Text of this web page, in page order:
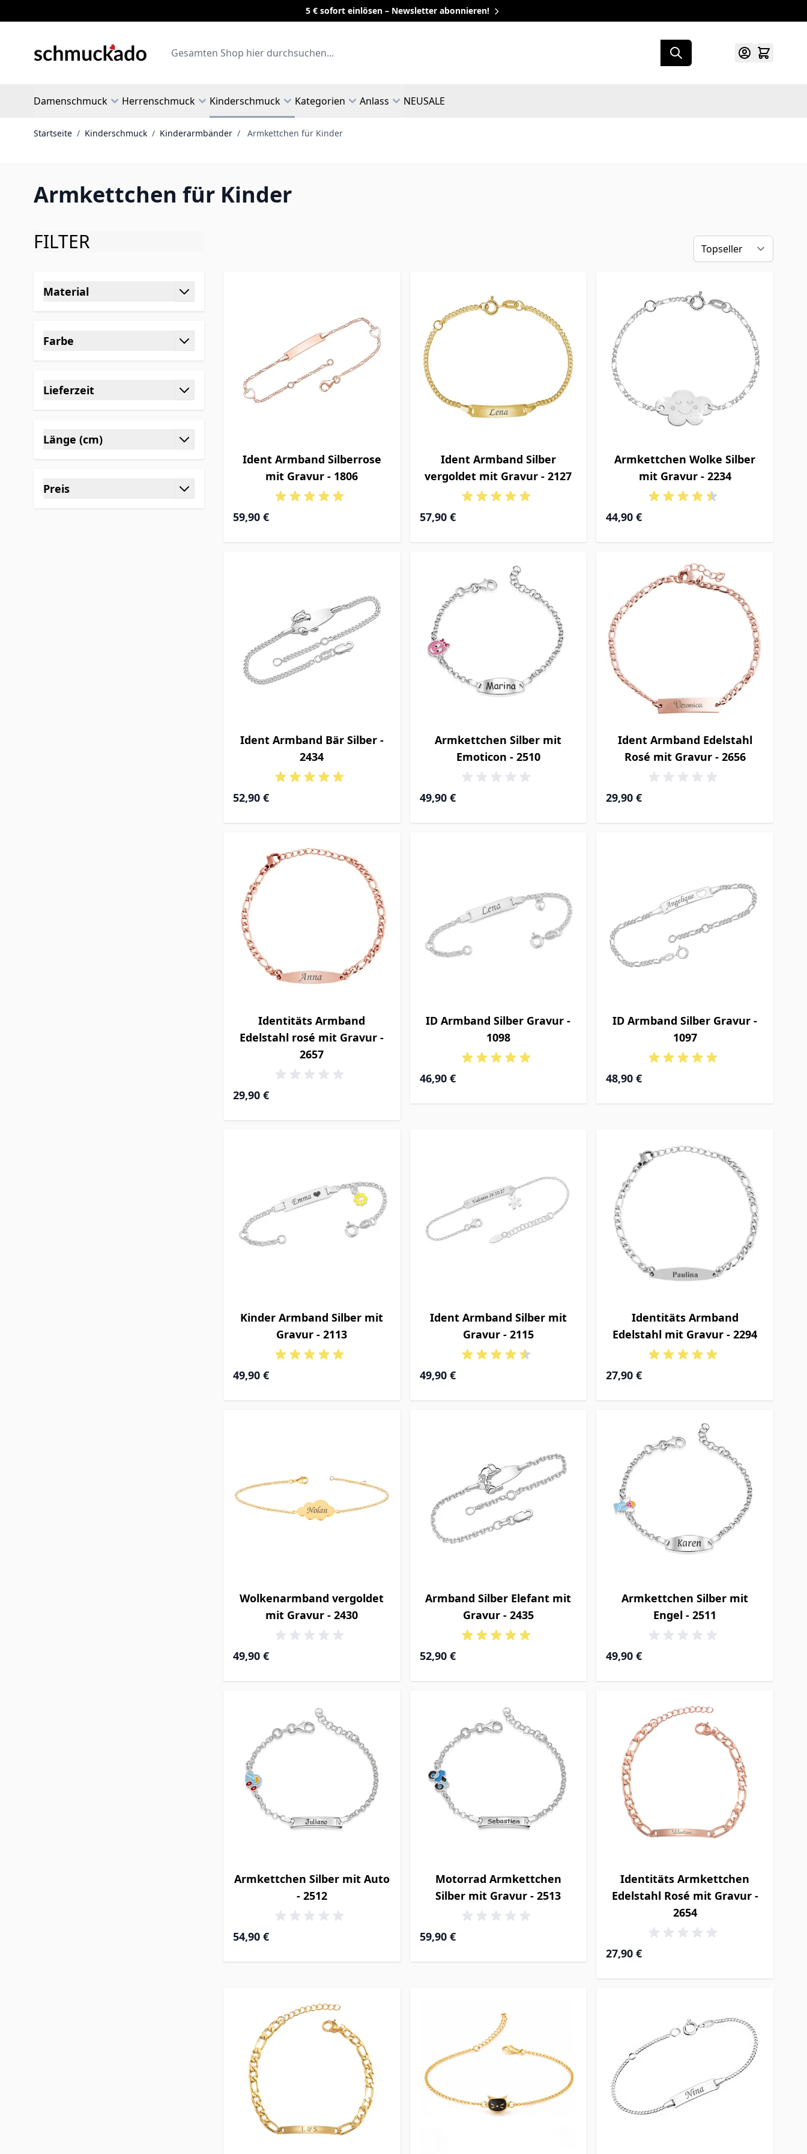
5 € sofort einlösen – Newsletter abonnieren!
Search
Damenschmuck Herrenschmuck Kinderschmuck Kategorien Anlass NEUSALE
Startseite / Kinderschmuck / Kinderarmbänder / Armkettchen für Kinder
Armkettchen für Kinder
FILTER
Material
Farbe
Lieferzeit
Länge (cm)
Preis
Ident Armband Silberrose
mit Gravur - 1806
Ab
59,90 €
Ident Armband Silber
vergoldet mit Gravur - 2127
Ab
57,90 €
Armkettchen Wolke Silber
mit Gravur - 2234
44,90 €
Ident Armband Bär Silber -
2434
52,90 €
Armkettchen Silber mit
Emoticon - 2510
49,90 €
Ident Armband Edelstahl
Rosé mit Gravur - 2656
29,90 €
Identitäts Armband
Edelstahl rosé mit Gravur -
2657
29,90 €
ID Armband Silber Gravur -
1098
Ab
46,90 €
ID Armband Silber Gravur -
1097
Ab
48,90 €
Kinder Armband Silber mit
Gravur - 2113
Ab
49,90 €
Ident Armband Silber mit
Gravur - 2115
49,90 €
Identitäts Armband
Edelstahl mit Gravur - 2294
27,90 €
Wolkenarmband vergoldet
mit Gravur - 2430
49,90 €
Armband Silber Elefant mit
Gravur - 2435
52,90 €
Armkettchen Silber mit
Engel - 2511
49,90 €
Armkettchen Silber mit Auto
- 2512
54,90 €
Motorrad Armkettchen
Silber mit Gravur - 2513
59,90 €
Identitäts Armkettchen
Edelstahl Rosé mit Gravur -
2654
27,90 €